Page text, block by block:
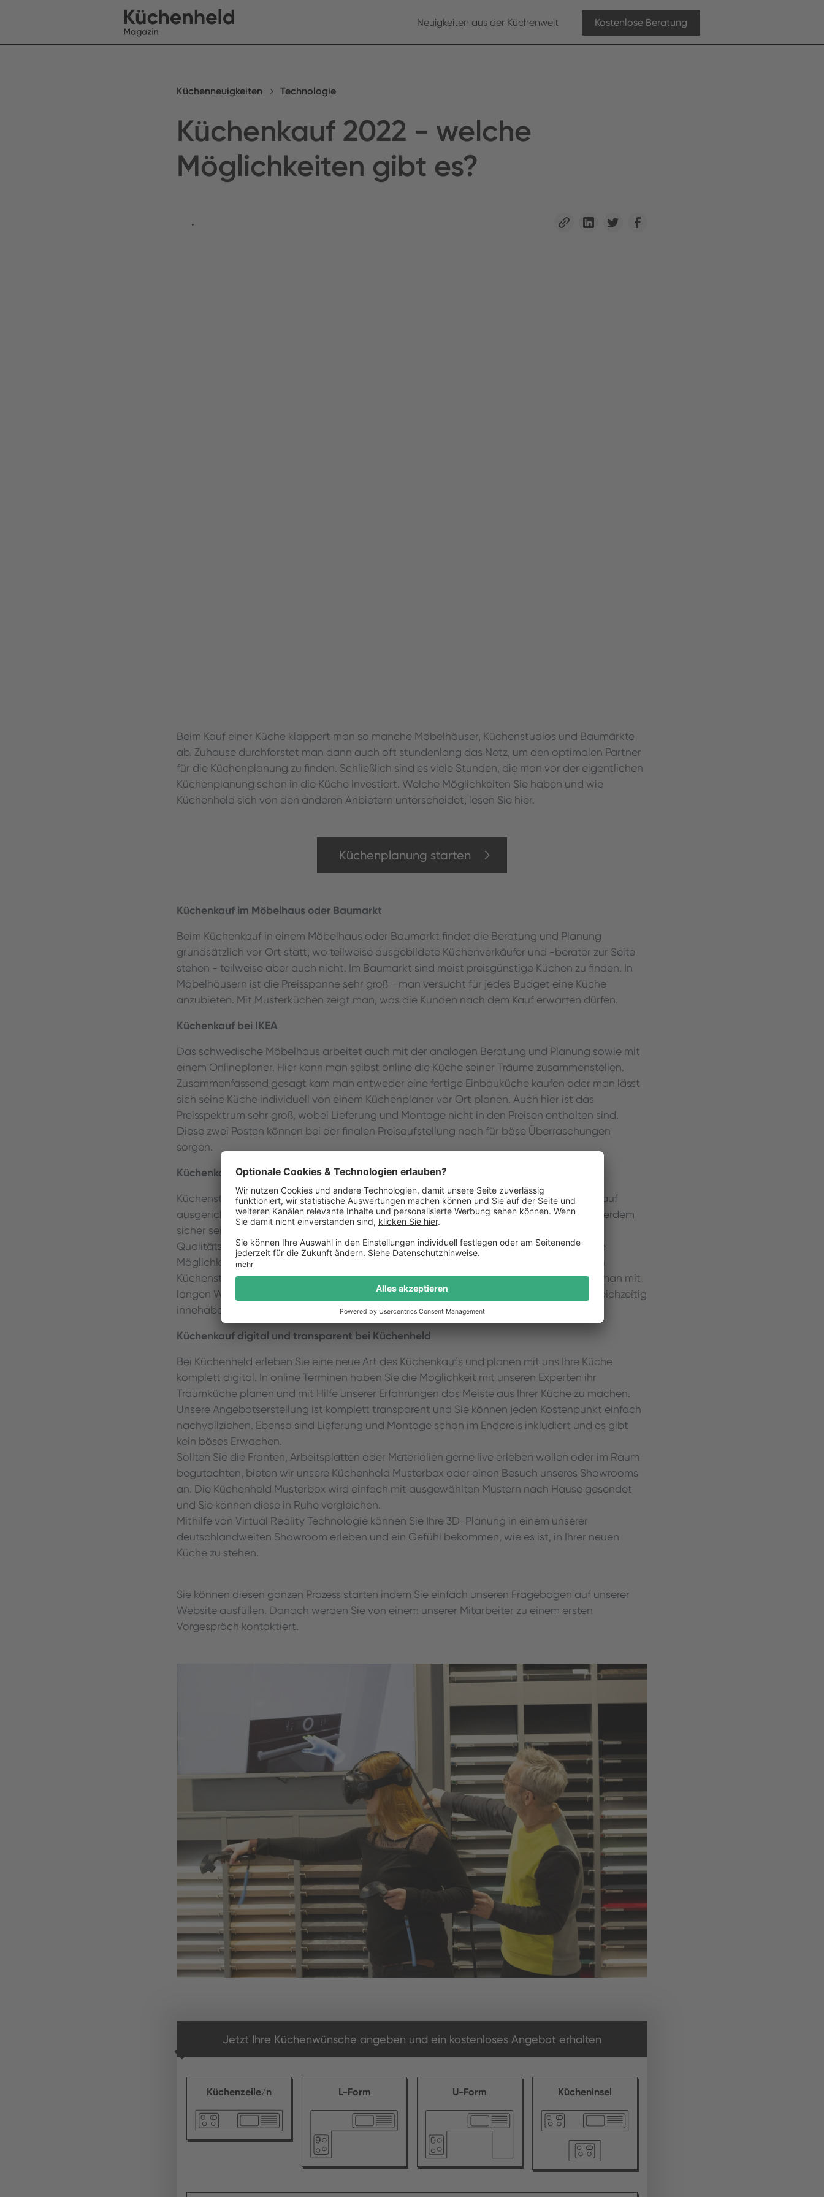
Neuigkeiten aus der Küchenwelt Kostenlose Beratung
Küchenneuigkeiten Technologie
Küchenkauf 2022 - welche
Möglichkeiten gibt es?
•
Beim Kauf einer Küche klappert man so manche Möbelhäuser, Küchenstudios und Baumärkte
ab. Zuhause durchforstet man dann auch oft stundenlang das Netz, um den optimalen Partner
für die Küchenplanung zu finden. Schließlich sind es viele Stunden, die man vor der eigentlichen
Küchenplanung schon in die Küche investiert. Welche Möglichkeiten Sie haben und wie
Küchenheld sich von den anderen Anbietern unterscheidet, lesen Sie hier.
Küchenplanung starten
Küchenkauf im Möbelhaus oder Baumarkt
Beim Küchenkauf in einem Möbelhaus oder Baumarkt findet die Beratung und Planung
grundsätzlich vor Ort statt, wo teilweise ausgebildete Küchenverkäufer und -berater zur Seite
stehen - teilweise aber auch nicht. Im Baumarkt sind meist preisgünstige Küchen zu finden. In
Möbelhäusern ist die Preisspanne sehr groß - man versucht für jedes Budget eine Küche
anzubieten. Mit Musterküchen zeigt man, was die Kunden nach dem Kauf erwarten dürfen.
Küchenkauf bei IKEA
Das schwedische Möbelhaus arbeitet auch mit der analogen Beratung und Planung sowie mit
einem Onlineplaner. Hier kann man selbst online die Küche seiner Träume zusammenstellen.
Zusammenfassend gesagt kam man entweder eine fertige Einbauküche kaufen oder man lässt
sich seine Küche individuell von einem Küchenplaner vor Ort planen. Auch hier ist das
Preisspektrum sehr groß, wobei Lieferung und Montage nicht in den Preisen enthalten sind.
Diese zwei Posten können bei der finalen Preisaufstellung noch für böse Überraschungen
sorgen.
Küchenkauf im Küchenstudio
Küchenstudios sind im Gegensatz zu Möbel- oder Bauhäusern nur auf den Küchenverkauf
ausgerichtet und verfügen daher über ausgebildetes Fachpersonal. Man kann sich außerdem
sicher sein, dass man eine hochwertige Küche kauft, da Küchenstudio meist mit
Qualitätsherstellern zusammenarbeiten. Jedoch bieten Küchenstudios nur begrenzt die
Möglichkeit der Online-Planung und schlussendlich muss man immer einen Schritt in ein
Küchenstudio setzen, um ein Angebot zu erhalten. Darüber hinaus ist es möglich, dass man mit
langen Wartezeiten rechnen muss, da die einzelnen Mitarbeiter meist viele Aufgaben gleichzeitig
innehaben.
Küchenkauf digital und transparent bei Küchenheld
Bei Küchenheld erleben Sie eine neue Art des Küchenkaufs und planen mit uns Ihre Küche
komplett digital. In online Terminen haben Sie die Möglichkeit mit unseren Experten ihr
Traumküche planen und mit Hilfe unserer Erfahrungen das Meiste aus Ihrer Küche zu machen.
Unsere Angebotserstellung ist komplett transparent und Sie können jeden Kostenpunkt einfach
nachvollziehen. Ebenso sind Lieferung und Montage schon im Endpreis inkludiert und es gibt
kein böses Erwachen.
Sollten Sie die Fronten, Arbeitsplatten oder Materialien gerne live erleben wollen oder im Raum
begutachten, bieten wir unsere Küchenheld Musterbox oder einen Besuch unseres Showrooms
an. Die Küchenheld Musterbox wird einfach mit ausgewählten Mustern nach Hause gesendet
und Sie können diese in Ruhe vergleichen.
Mithilfe von Virtual Reality Technologie können Sie Ihre 3D-Planung in einem unserer
deutschlandweiten Showroom erleben und ein Gefühl bekommen, wie es ist, in Ihrer neuen
Küche zu stehen.
Sie können diesen ganzen Prozess starten indem Sie einfach unseren Fragebogen auf unserer
Website ausfüllen. Danach werden Sie von einem unserer Mitarbeiter zu einem ersten
Vorgespräch kontaktiert.
Jetzt Ihre Küchenwünsche angeben und ein kostenloses Angebot erhalten
Küchenzeile/n L-Form U-Form Kücheninsel